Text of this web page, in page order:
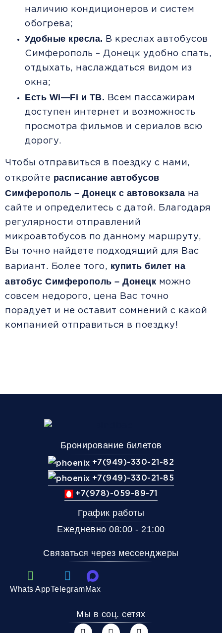
наличию кондиционеров и систем
обогрева;
Удобные кресла. В креслах автобусов
Симферополь – Донецк удобно спать,
отдыхать, наслаждаться видом из
окна;
Есть Wi—Fi и ТВ. Всем пассажирам
доступен интернет и возможность
просмотра фильмов и сериалов всю
дорогу.
Чтобы отправиться в поездку с нами,
откройте расписание автобусов
Симферополь – Донецк с автовокзала на
сайте и определитесь с датой. Благодаря
регулярности отправлений
микроавтобусов по данному маршруту,
Вы точно найдете подходящий для Вас
вариант. Более того, купить билет на
автобус Симферополь – Донецк можно
совсем недорого, цена Вас точно
порадует и не оставит сомнений с какой
компанией отправиться в поездку!
Бронирование билетов
+7(949)-330-21-82
+7(949)-330-21-85
+7(978)-059-89-71
График работы
Ежедневно 08:00 - 21:00
Связаться через мессенджеры
Whats AppTelegramMax
Мы в соц. сетях